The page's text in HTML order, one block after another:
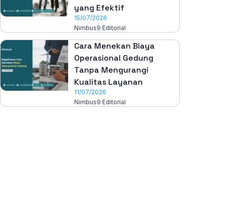
yang Efektif
15/07/2026
Nimbus9 Editorial
Cara Menekan Biaya
Operasional Gedung
Tanpa Mengurangi
Kualitas Layanan
11/07/2026
Nimbus9 Editorial